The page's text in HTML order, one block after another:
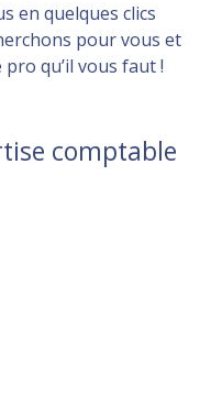
en quelques clics
pour vous et
qu’il vous faut !
comptable